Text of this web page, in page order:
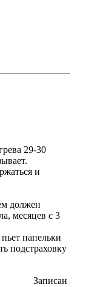
29-30
и
должен
месяцев с 3
папельки
подстраховку
Записан